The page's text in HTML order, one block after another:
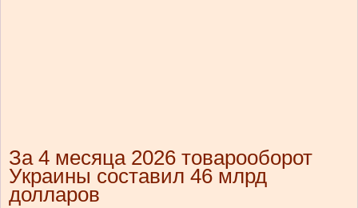
За 4 месяца 2026 товарооборот
Украины составил 46 млрд
долларов